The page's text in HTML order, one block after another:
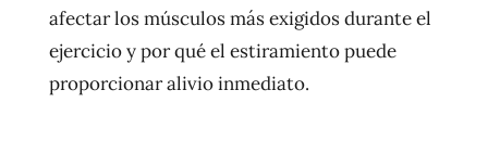
afectar los músculos más exigidos durante el
ejercicio y por qué el estiramiento puede
proporcionar alivio inmediato.